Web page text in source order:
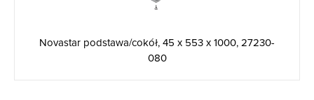
Novastar podstawa/cokół, 45 x 553 x 1000, 27230-
080